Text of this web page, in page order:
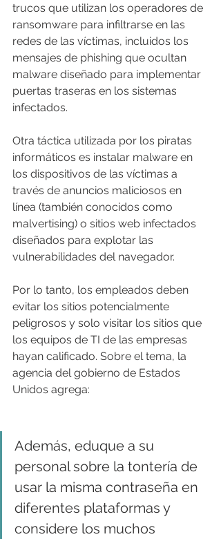
trucos que utilizan los operadores de
ransomware para infiltrarse en las
redes de las víctimas, incluidos los
mensajes de phishing que ocultan
malware diseñado para implementar
puertas traseras en los sistemas
infectados.
Otra táctica utilizada por los piratas
informáticos es instalar malware en
los dispositivos de las víctimas a
través de anuncios maliciosos en
línea (también conocidos como
malvertising) o sitios web infectados
diseñados para explotar las
vulnerabilidades del navegador.
Por lo tanto, los empleados deben
evitar los sitios potencialmente
peligrosos y solo visitar los sitios que
los equipos de TI de las empresas
hayan calificado. Sobre el tema, la
agencia del gobierno de Estados
Unidos agrega:
Además, eduque a su
personal sobre la tontería de
usar la misma contraseña en
diferentes plataformas y
considere los muchos